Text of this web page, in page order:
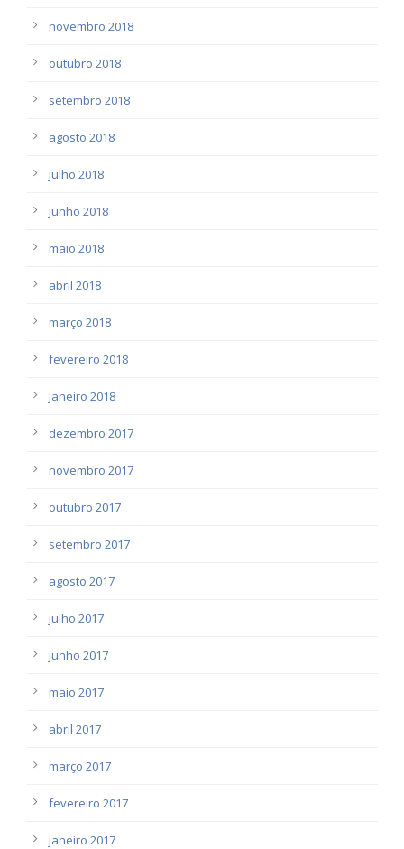
novembro 2018
outubro 2018
setembro 2018
agosto 2018
julho 2018
junho 2018
maio 2018
abril 2018
março 2018
fevereiro 2018
janeiro 2018
dezembro 2017
novembro 2017
outubro 2017
setembro 2017
agosto 2017
julho 2017
junho 2017
maio 2017
abril 2017
março 2017
fevereiro 2017
janeiro 2017